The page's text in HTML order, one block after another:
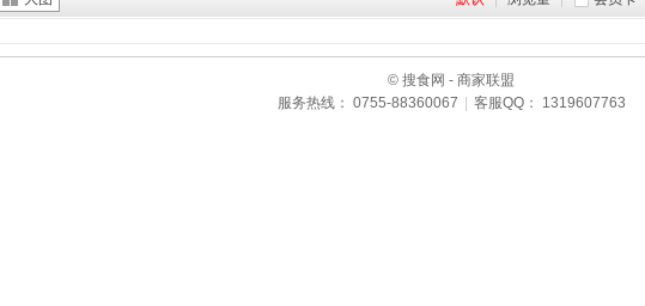
© 搜食网 - 商家联盟
服务热线： 0755-88360067
客服QQ： 1319607763